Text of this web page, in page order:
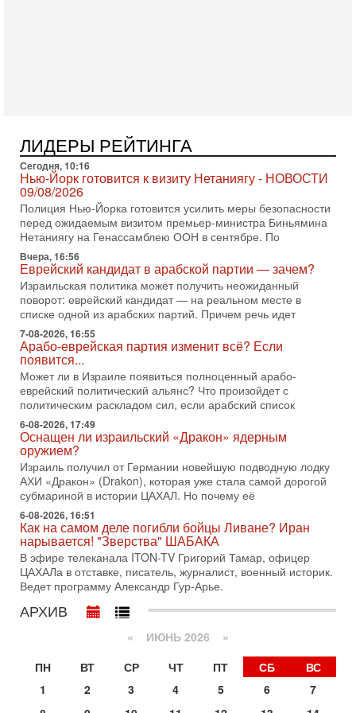
В этом выпуске мы разбираем одну из самых тревожных
тем израильской политики. Известно, что израильская
Служба общей безопасности (ШАБАК) создала
3-08-2026, 08:32
Трамп и Иран: последний шанс - НОВОСТИ
03/08/2026
Президент США Дональд Трамп объявил о возобновлении
переговоров с Ираном, но Тегеран пока не подтвердил
готовность к диалогу. По словам американского
2-08-2026, 08:42
Трамп отменил удар по Ирану - НОВОСТИ
02/08/2026
Президент США Дональд Трамп сегодня заявил об отмене
подготовленного удара по Ирану после обращений
Тегерана и других стран региона. По его словам,
1-08-2026, 17:50
«Русский голос» Израиля: кто заберет его на этот
раз?
Голоса русскоязычных репатриантов не раз кардинально
меняли политический ландшафт Израиля. Достаточно
вспомнить взлет партии «Исраэль ба-алия», когда
31-07-2026, 17:00
Тайны закрытых дверей: о чём на самом деле
молчат Трамп и Нетаньяху?
Недавний визит премьер-министра Израиля Биньямина
Нетаньяху в США и его встреча с Дональдом Трампом
оставили больше вопросов, чем ответов. Полная
31-07-2026, 15:18
Иран готовит покушение на Нетаниягу! Трамп не
В эфире телеканала ITON-TV СЕРГЕЙ МИГДАЛЬ, эксперт
по вопросам безопасности, офицер запаса
Международного управления полиции Израиля, автор
31-07-2026, 09:02
Битва за разоружение ХАМАСа - НОВОСТИ
31/07/2026
ЛИДЕРЫ РЕЙТИНГА
Сегодня, 10:16
Нью-Йорк готовится к визиту Нетаниягу - НОВОСТИ
09/08/2026
Полиция Нью-Йорка готовится усилить меры безопасности
перед ожидаемым визитом премьер-министра Биньямина
Нетаниягу на Генассамблею ООН в сентябре. По
Вчера, 16:56
Еврейский кандидат в арабской партии — зачем?
Израильская политика может получить неожиданный
поворот: еврейский кандидат — на реальном месте в
списке одной из арабских партий. Причем речь идет
7-08-2026, 16:55
Арабо-еврейская партия изменит всё? Если
появится...
Может ли в Израиле появиться полноценный арабо-
еврейский политический альянс? Что произойдет с
политическим раскладом сил, если арабский список
6-08-2026, 17:49
Оснащен ли израильский «Дракон» ядерным
оружием?
Израиль получил от Германии новейшую подводную лодку
АХИ «Дракон» (Drakon), которая уже стала самой дорогой
субмариной в истории ЦАХАЛ. Но почему её
6-08-2026, 16:51
Как на самом деле погибли бойцы Ливане? Иран
нарывается! "Зверства" ШАБАКА
В эфире телеканала ITON-TV Григорий Тамар, офицер
ЦАХАЛа в отставке, писатель, журналист, военный историк.
Ведет программу Александр Гур-Арье.
АРХИВ
« ИЮНЬ 2026 »
ПН
ВТ СР ЧТ ПТ СБ
ВС
1
2 3 4 5 6
7